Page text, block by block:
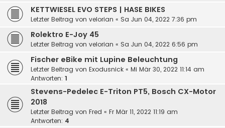
KETTWIESEL EVO STEPS | HASE BIKES
Letzter Beitrag von velorian « Sa Jun 04, 2022 7:36 pm
Rolektro E-Joy 45
Letzter Beitrag von velorian « Sa Jun 04, 2022 6:56 pm
Fischer eBike mit Lupine Beleuchtung
Letzter Beitrag von Exodusnick « Mi Mär 30, 2022 11:14 am
Antworten: 1
Stevens-Pedelec E-Triton PT5, Bosch CX-Motor
2018
Letzter Beitrag von Fred « Fr Mär 11, 2022 11:19 am
Antworten: 4